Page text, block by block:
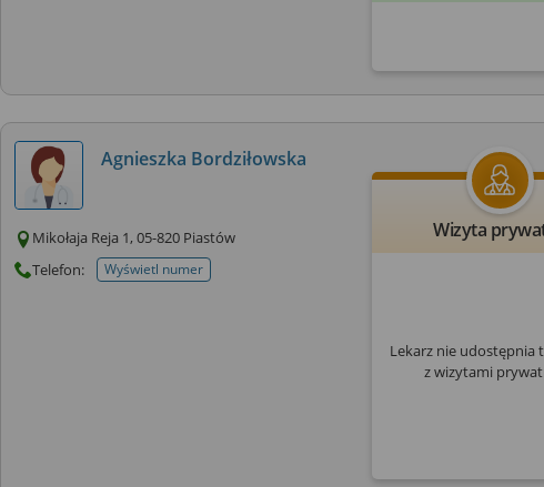
Agnieszka Bordziłowska
Mikołaja Reja 1, 05-820 Piastów
Telefon:
Wyświetl numertelefonu do placowki
Wizyta
Lekarz nie udostępnia
z wizytami